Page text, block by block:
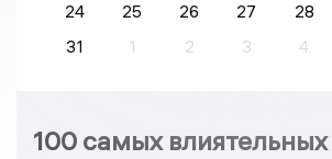
24
25 26 27 28
31
1 2 3 4
100 самых